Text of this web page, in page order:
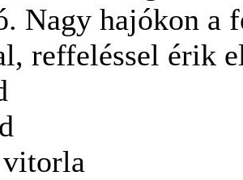
Nagy hajókon a
reffeléssel érik